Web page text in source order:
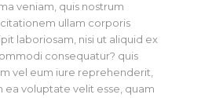
veniam, quis nostrum
ullam corporis
laboriosam, nisi ut aliquid ex
consequatur? quis
vel eum iure reprehenderit,
ea voluptate velit esse, quam